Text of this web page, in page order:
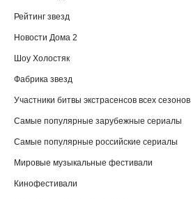
Рейтинг звезд
Новости Дома 2
Шоу Холостяк
Фабрика звезд
Участники битвы экстрасенсов всех сезонов
Самые популярные зарубежные сериалы
Самые популярные российские сериалы
Мировые музыкальные фестивали
Кинофестивали